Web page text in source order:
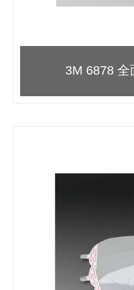
3M 6878 全